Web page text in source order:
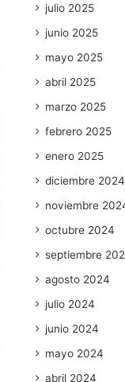
julio 2025
junio 2025
mayo 2025
abril 2025
marzo 2025
febrero 2025
enero 2025
diciembre 2024
noviembre
octubre 2024
septiembre
agosto 2024
julio 2024
junio 2024
mayo 2024
abril 2024